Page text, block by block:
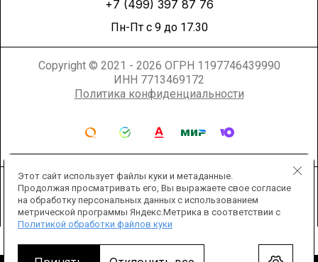
+7 (499) 397 87 76
Пн-Пт с 9 до 17.30
Copyright © 2021 - 2026 ОГРН 1197746439990
ИНН 7713469172
Политика конфиденциальности
Этот сайт использует файлы куки и метаданные.
Продолжая просматривать его, Вы выражаете свое согласие
на обработку персональных данных с использованием
метрической программы Яндекс.Метрика в соответствии с
Политикой обработки файлов куки